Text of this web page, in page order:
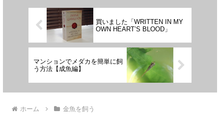
買いました「WRITTEN IN MY
OWN HEART’S BLOOD」
マンションでメダカを簡単に飼
う方法【成魚編】
ホーム 金魚を飼う